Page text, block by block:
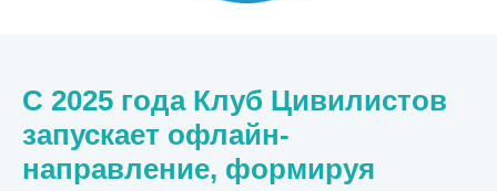
С 2025 года Клуб Цивилистов
запускает офлайн-
направление, формируя